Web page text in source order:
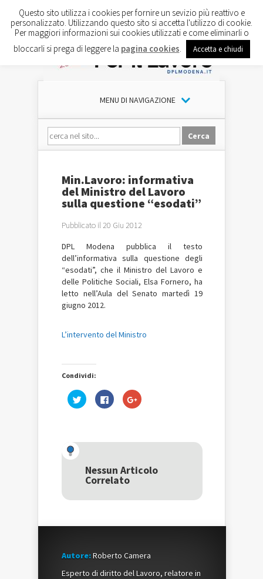
MENU DI NAVIGAZIONE
Min.Lavoro: informativa
del Ministro del Lavoro
sulla questione “esodati”
Pubblicato il 20 Giu 2012
DPL Modena pubblica il testo
dell’informativa sulla questione degli
“esodati”, che il Ministro del Lavoro e
delle Politiche Sociali, Elsa Fornero, ha
letto nell’Aula del Senato martedì 19
giugno 2012.
L’intervento del Ministro
Condividi:
Fai
clic
una
nuova
finestra)
Fai
clic
nuova
finestra)
Fai
clic
una
nuova
Nessun Articolo
Correlato
Autore:Roberto Camera
Esperto di diritto del Lavoro, relatore in
Questo sito utilizza i cookies per fornire un sevizio più reattivo e
personalizzato. Utilizzando questo sito si accetta l'utilizzo di cookie.
Per maggiori informazioni sui cookies utilizzati e come eliminarli o
bloccarli si prega di leggere la pagina cookies Accetta e chiudi